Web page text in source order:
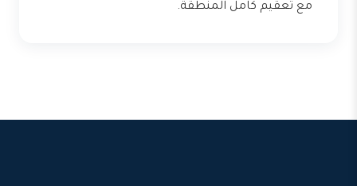
مع تعقيم كامل المنطقة.